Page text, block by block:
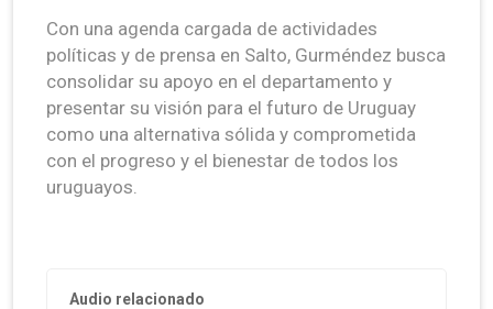
Con una agenda cargada de actividades
políticas y de prensa en Salto, Gurméndez busca
consolidar su apoyo en el departamento y
presentar su visión para el futuro de Uruguay
como una alternativa sólida y comprometida
con el progreso y el bienestar de todos los
uruguayos.
Audio relacionado